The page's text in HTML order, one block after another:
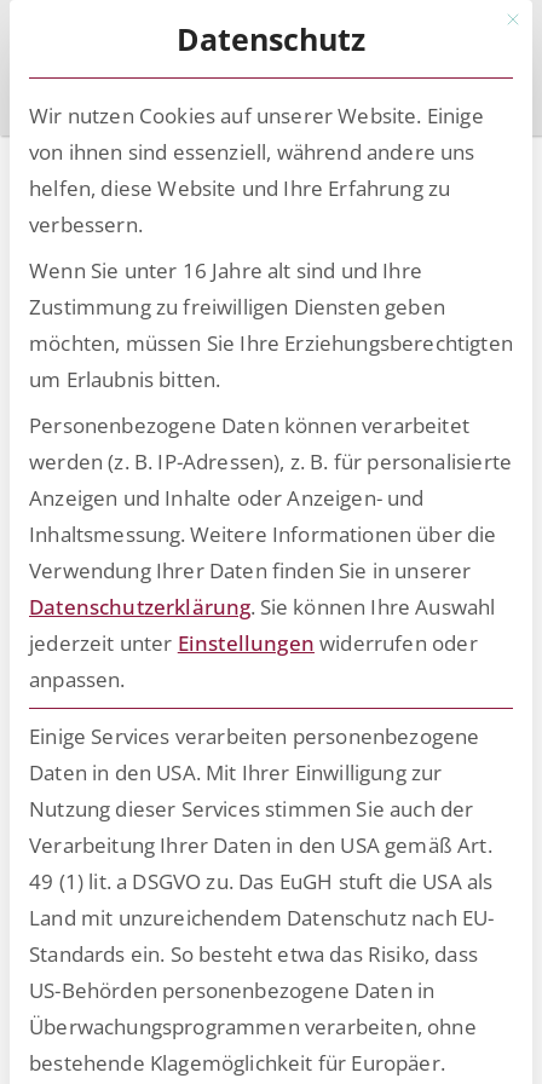
Optimierte
Dokumentenerstellung
in Workday
Potenziale der
automatisierten
Dokumenten-erstellung
Im Rahmen einer
Digitalisierungsstrategie bietet die
automatisierte Dokumentenerstellung
erhebliche Effizienz-, Qualitäts- und
Compliance-Vorteile für Unternehmen
und Organisationen. In unserem
Whitepaper vermitteln wir nicht nur
theoretisches Wissen. Wir zeigen auch
anhand von praxiserprobten
Anwendungsbeispielen, wie die
automatisierte Dokumentenerstellung
in bestehende Systemlandschaften
wie zum Beispiel Workday integriert
werden kann und welchen Mehrwert
sie im Arbeitsalltag bietet.
Mit
Datenschutz
Wir nutzen Cookies auf unserer Website. Einige
von ihnen sind essenziell, während andere uns
helfen, diese Website und Ihre Erfahrung zu
verbessern.
Wenn Sie unter 16 Jahre alt sind und Ihre
Zustimmung zu freiwilligen Diensten geben
möchten, müssen Sie Ihre Erziehungsberechtigten
um Erlaubnis bitten.
Personenbezogene Daten können verarbeitet
werden (z. B. IP-Adressen), z. B. für personalisierte
Anzeigen und Inhalte oder Anzeigen- und
Inhaltsmessung. Weitere Informationen über die
Verwendung Ihrer Daten finden Sie in unserer
Datenschutzerklärung. Sie können Ihre Auswahl
jederzeit unter Einstellungen widerrufen oder
anpassen.
Einige Services verarbeiten personenbezogene
Daten in den USA. Mit Ihrer Einwilligung zur
Nutzung dieser Services stimmen Sie auch der
Verarbeitung Ihrer Daten in den USA gemäß Art.
49 (1) lit. a DSGVO zu. Das EuGH stuft die USA als
Land mit unzureichendem Datenschutz nach EU-
Standards ein. So besteht etwa das Risiko, dass
US-Behörden personenbezogene Daten in
Überwachungsprogrammen verarbeiten, ohne
bestehende Klagemöglichkeit für Europäer.